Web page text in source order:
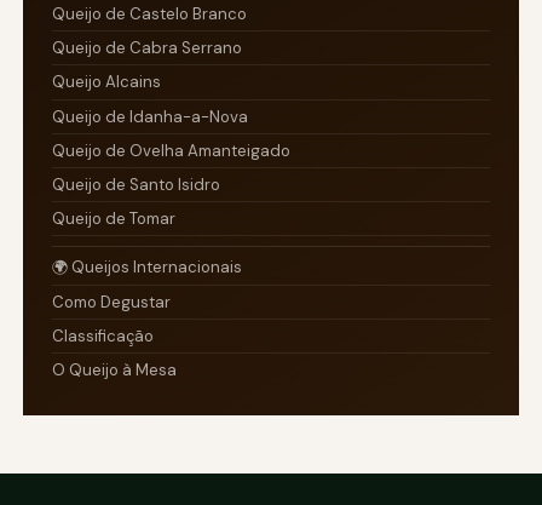
Queijo de Castelo Branco
Queijo de Cabra Serrano
Queijo Alcains
Queijo de Idanha-a-Nova
Queijo de Ovelha Amanteigado
Queijo de Santo Isidro
Queijo de Tomar
🌍 Queijos Internacionais
Como Degustar
Classificação
O Queijo à Mesa